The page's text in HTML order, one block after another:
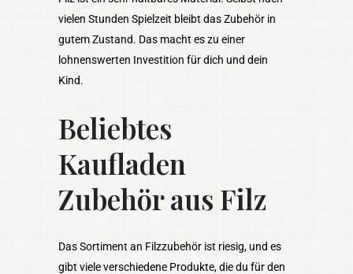
vielen Stunden Spielzeit bleibt das Zubehör in
gutem Zustand. Das macht es zu einer
lohnenswerten Investition für dich und dein
Kind.
Beliebtes
Kaufladen
Zubehör aus Filz
Das Sortiment an Filzzubehör ist riesig, und es
gibt viele verschiedene Produkte, die du für den